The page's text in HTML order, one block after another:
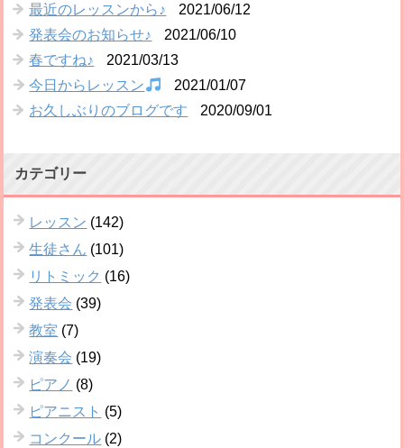
最近のレッスンから♪
2021/06/12
発表会のお知らせ♪
2021/06/10
春ですね♪
2021/03/13
今日からレッスン
2021/01/07
お久しぶりのブログです
2020/09/01
カテゴリー
レッスン (142)
生徒さん (101)
リトミック (16)
発表会 (39)
教室 (7)
演奏会 (19)
ピアノ (8)
ピアニスト (5)
コンクール (2)